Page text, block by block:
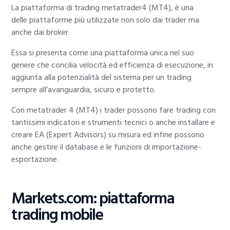
La piattaforma di trading metatrader4 (MT4), è una
delle piattaforme più utilizzate non solo dai trader ma
anche dai broker.
Essa si presenta come una piattaforma unica nel suo
genere che concilia velocità ed efficienza di esecuzione, in
aggiunta alla potenzialità del sistema per un trading
sempre all’avanguardia, sicuro e protetto.
Con metatrader 4 (MT4) i trader possono fare trading con
tantissimi indicatori e strumenti tecnici o anche installare e
creare EA (Expert Advisors) su misura ed infine possono
anche gestire il database e le funzioni di importazione-
esportazione.
Markets.com: piattaforma
trading mobile